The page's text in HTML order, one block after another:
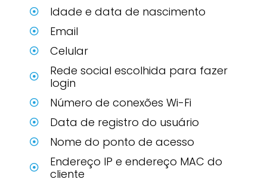
Idade e data de nascimento
Email
Celular
Rede social escolhida para fazer
login
Número de conexões Wi-Fi
Data de registro do usuário
Nome do ponto de acesso
Endereço IP e endereço MAC do
cliente